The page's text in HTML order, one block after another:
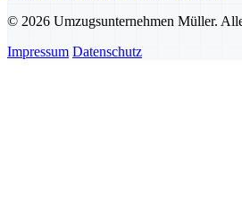
© 2026 Umzugsunternehmen Müller.
Impressum Datenschutz